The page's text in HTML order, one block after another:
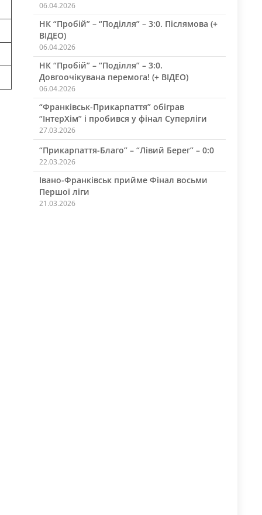
06.04.2026
НК “Пробій” – “Поділля” – 3:0. Післямова (+
ВІДЕО)
06.04.2026
НК “Пробій” – “Поділля” – 3:0.
Довгоочікувана перемога! (+ ВІДЕО)
06.04.2026
“Франківськ-Прикарпаття” обіграв
“ІнтерХім” і пробився у фінал Суперліги
27.03.2026
“Прикарпаття-Благо” – “Лівий Берег” – 0:0
22.03.2026
Івано-Франківськ прийме Фінал восьми
Першої ліги
21.03.2026